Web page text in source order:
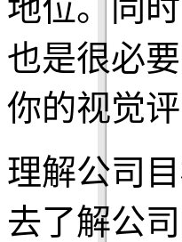
地位。同
也是很必
你的视觉评
理解公司
去了解公